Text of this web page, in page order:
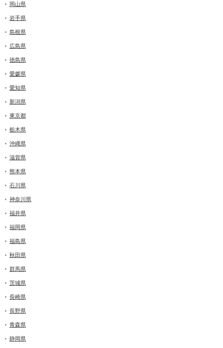
岡山県
岩手県
島根県
広島県
徳島県
愛媛県
愛知県
新潟県
東京都
栃木県
沖縄県
滋賀県
熊本県
石川県
神奈川県
福井県
福岡県
福島県
秋田県
群馬県
茨城県
長崎県
長野県
青森県
静岡県